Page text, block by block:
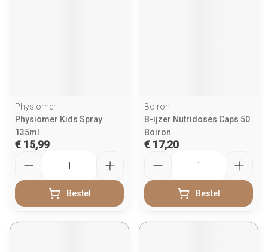
Physiomer
Physiomer Kids Spray
135ml
€ 15,99
Bestel
Boiron
B-ijzer Nutridoses Caps 50
Boiron
€ 17,20
Bestel